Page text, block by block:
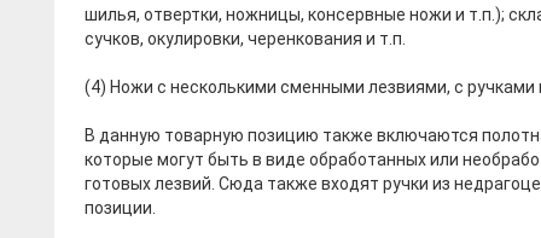
шилья, отвертки, ножницы, консервные ножи и т.п.);
сучков, окулировки, черенкования и т.п.
(4) Ножи с несколькими сменными лезвиями, с ручками
В данную товарную позицию также включаются
которые могут быть в виде обработанных или
готовых лезвий. Сюда также входят ручки из
позиции.